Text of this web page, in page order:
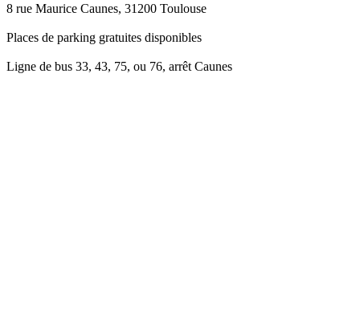
8 rue Maurice Caunes, 31200 Toulouse
Places de parking gratuites disponibles
Ligne de bus 33, 43, 75, ou 76, arrêt Caunes